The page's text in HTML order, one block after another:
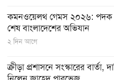
কমনওয়েলথ গেমস ২০২৬: পদক
শেষ বাংলাদেশের অভিযান
২ দিন আগে
ক্রীড়া প্রশাসনে সংস্কারের বার্তা,